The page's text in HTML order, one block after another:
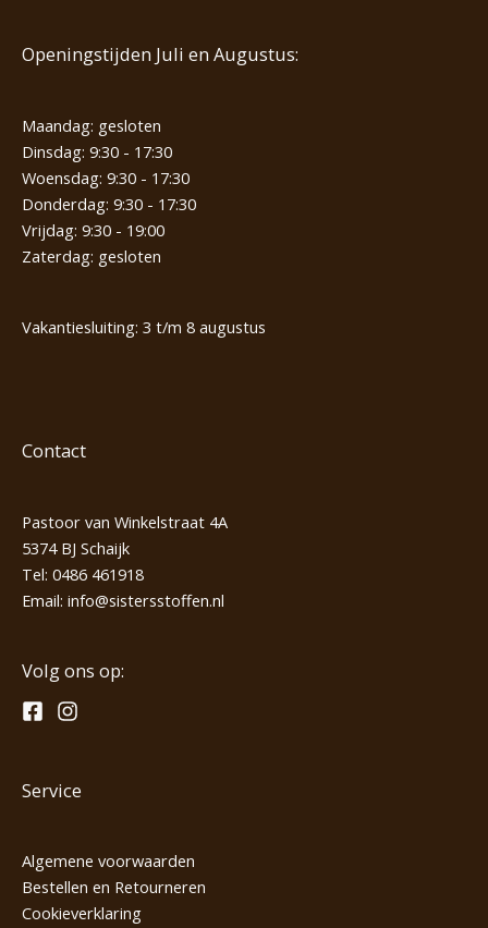
Openingstijden Juli en Augustus:
Maandag: gesloten
Dinsdag: 9:30 - 17:30
Woensdag: 9:30 - 17:30
Donderdag: 9:30 - 17:30
Vrijdag: 9:30 - 19:00
Zaterdag: gesloten
Vakantiesluiting: 3 t/m 8 augustus
Contact
Pastoor van Winkelstraat 4A
5374 BJ Schaijk
Tel: 0486 461918
Email: info@sistersstoffen.nl
Volg ons op:
Service
Algemene voorwaarden
Bestellen en Retourneren
Cookieverklaring